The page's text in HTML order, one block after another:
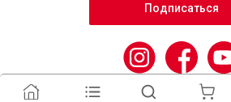
Подписаться